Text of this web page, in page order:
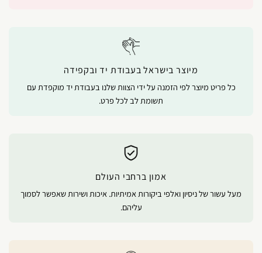
מיוצר בישראל בעבודת יד ובקפידה
כל פריט מיוצר לפי הזמנה על ידי הצוות שלנו בעבודת יד מוקפדת עם
תשומת לב לכל פרט.
אמון ברחבי העולם
מעל עשור של ניסיון ואלפי ביקורות אמיתיות. איכות ושירות שאפשר לסמוך
עליהם.